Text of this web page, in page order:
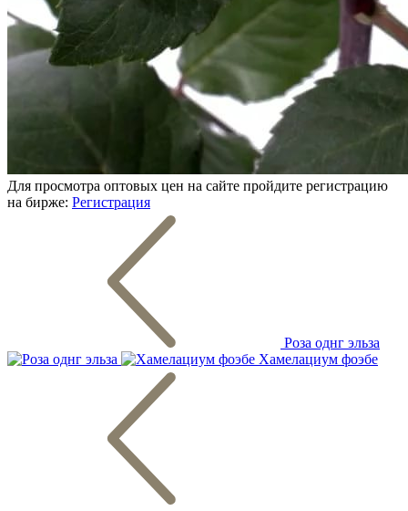
Для просмотра оптовых цен на сайте пройдите регистрацию
на бирже: Регистрация
Роза однг эльза
Хамелациум фоэбе